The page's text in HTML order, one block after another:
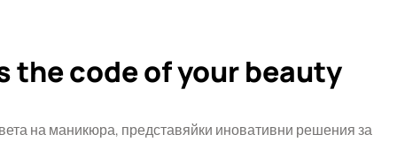
the code of your beauty
на маникюра, представяйки иновативни решения за